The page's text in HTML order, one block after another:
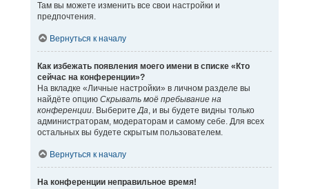
Там вы можете изменить все свои настройки и
предпочтения.
Вернуться к началу
Как избежать появления моего имени в списке «Кто
сейчас на конференции»?
На вкладке «Личные настройки» в личном разделе вы
найдёте опцию Скрывать моё пребывание на
конференции. ВыберитеДа, и вы будете видны только
администраторам, модераторам и самому себе. Для всех
остальных вы будете скрытым пользователем.
Вернуться к началу
На конференции неправильное время!